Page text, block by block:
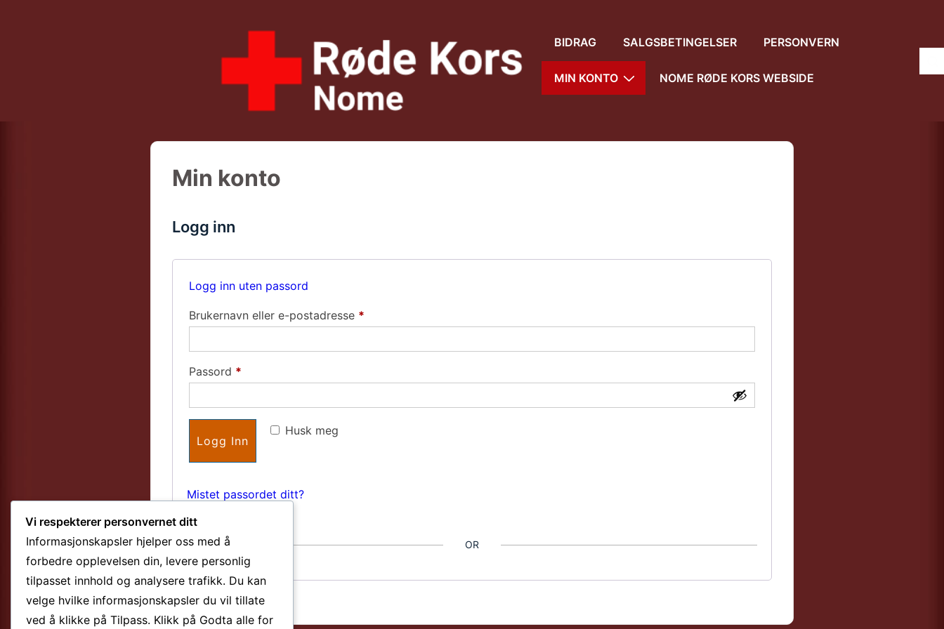
Main
BIDRAG SALGSBETINGELSER PERSONVERN
MIN KONTO NOME RØDE KORS WEBSIDE
Min konto
Logg inn
Logg inn uten passord
Brukernavn eller e-postadresse *Påkrevd
Passord *Påkrevd
Husk meg
Logg Inn
Mistet passordet ditt?
OR
Vi respekterer personvernet ditt
Informasjonskapsler hjelper oss med å
forbedre opplevelsen din, levere personlig
tilpasset innhold og analysere trafikk. Du kan
velge hvilke informasjonskapsler du vil tillate
ved å klikke på Tilpass. Klikk på Godta alle for